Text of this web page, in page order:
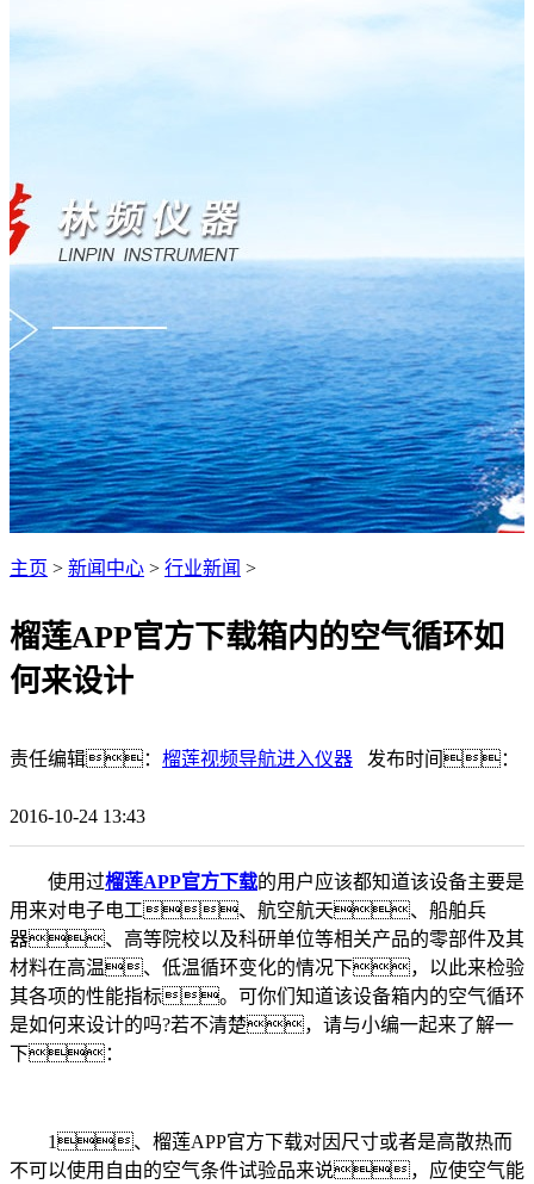
主页 > 新闻中心 > 行业新闻 >
榴莲APP官方下载箱内的空气循环如
何来设计
责任编辑： 榴莲视频导航进入仪器 发布时间：
2016-10-24 13:43
使用过榴莲APP官方下载的用户应该都知道该设备主要是
用来对电子电工、航空航天、船舶兵
器、高等院校以及科研单位等相关产品的零部件及其
材料在高温、低温循环变化的情况下，以此来检验
其各项的性能指标。可你们知道该设备箱内的空气循环
是如何来设计的吗?若不清楚，请与小编一起来了解一
下：
1、榴莲APP官方下载对因尺寸或者是高散热而
不可以使用自由的空气条件试验品来说，应使空气能